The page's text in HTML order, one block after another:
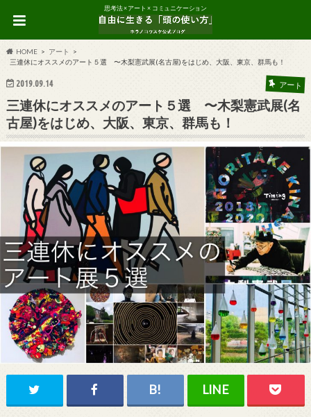
思考法 × アート × コミュニケーション
HOME
アート
三連休にオススメのアート５選 〜木梨憲武展(名古屋)をはじめ、大阪、東京、群馬も！
2019.09.14 アート
三連休にオススメのアート５選 〜木梨憲武展(名
古屋)をはじめ、大阪、東京、群馬も！